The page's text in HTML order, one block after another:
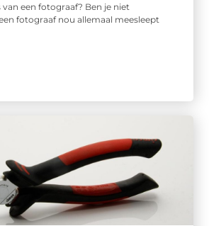
van een fotograaf? Ben je niet
fotograaf nou allemaal meesleept